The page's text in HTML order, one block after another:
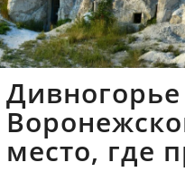
место, где